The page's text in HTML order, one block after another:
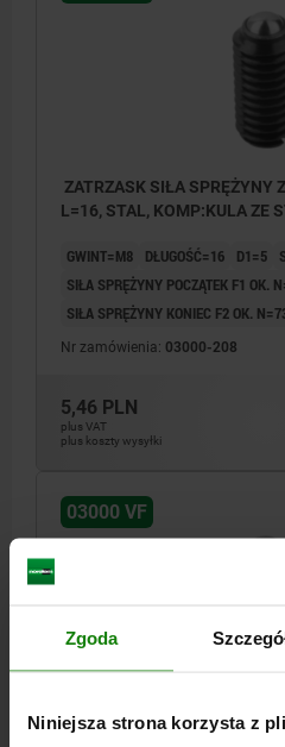
Zgoda
Niniejsza strona korzysta z
ZATRZASK SIŁA SPRĘŻYNY
L=16, STAL, KOMP:KULA ZE
GWINT=M8 DŁUGOŚĆ=16 D1=5
SIŁA SPRĘŻYNY POCZĄTEK F1 OK.
SIŁA SPRĘŻYNY KONIEC F2 OK.
Nr zamówienia: 03000-208
5,46 PLN
plus VAT
plus koszty wysyłki
03000 VF
ZATRZASK SIŁA SPRĘŻYNY
L=19, STAL, KOMP:KULA ZE